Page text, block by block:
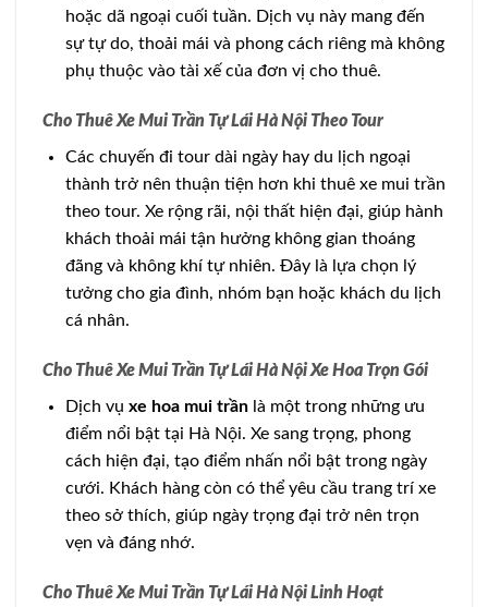
hoặc dã ngoại cuối tuần. Dịch vụ này mang đến
sự tự do, thoải mái và phong cách riêng mà không
phụ thuộc vào tài xế của đơn vị cho thuê.
Cho Thuê Xe Mui Trần Tự Lái Hà Nội Theo Tour
Các chuyến đi tour dài ngày hay du lịch ngoại
thành trở nên thuận tiện hơn khi thuê xe mui trần
theo tour. Xe rộng rãi, nội thất hiện đại, giúp hành
khách thoải mái tận hưởng không gian thoáng
đãng và không khí tự nhiên. Đây là lựa chọn lý
tưởng cho gia đình, nhóm bạn hoặc khách du lịch
cá nhân.
Cho Thuê Xe Mui Trần Tự Lái Hà Nội Xe Hoa Trọn Gói
Dịch vụ xe hoa mui trầnlà một trong những ưu
điểm nổi bật tại Hà Nội. Xe sang trọng, phong
cách hiện đại, tạo điểm nhấn nổi bật trong ngày
cưới. Khách hàng còn có thể yêu cầu trang trí xe
theo sở thích, giúp ngày trọng đại trở nên trọn
vẹn và đáng nhớ.
Cho Thuê Xe Mui Trần Tự Lái Hà Nội Linh Hoạt